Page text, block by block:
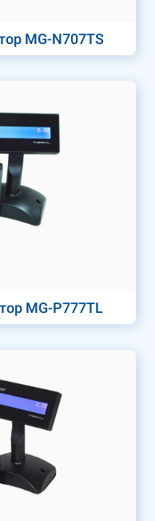
MG-N707TS
MG-P777TL